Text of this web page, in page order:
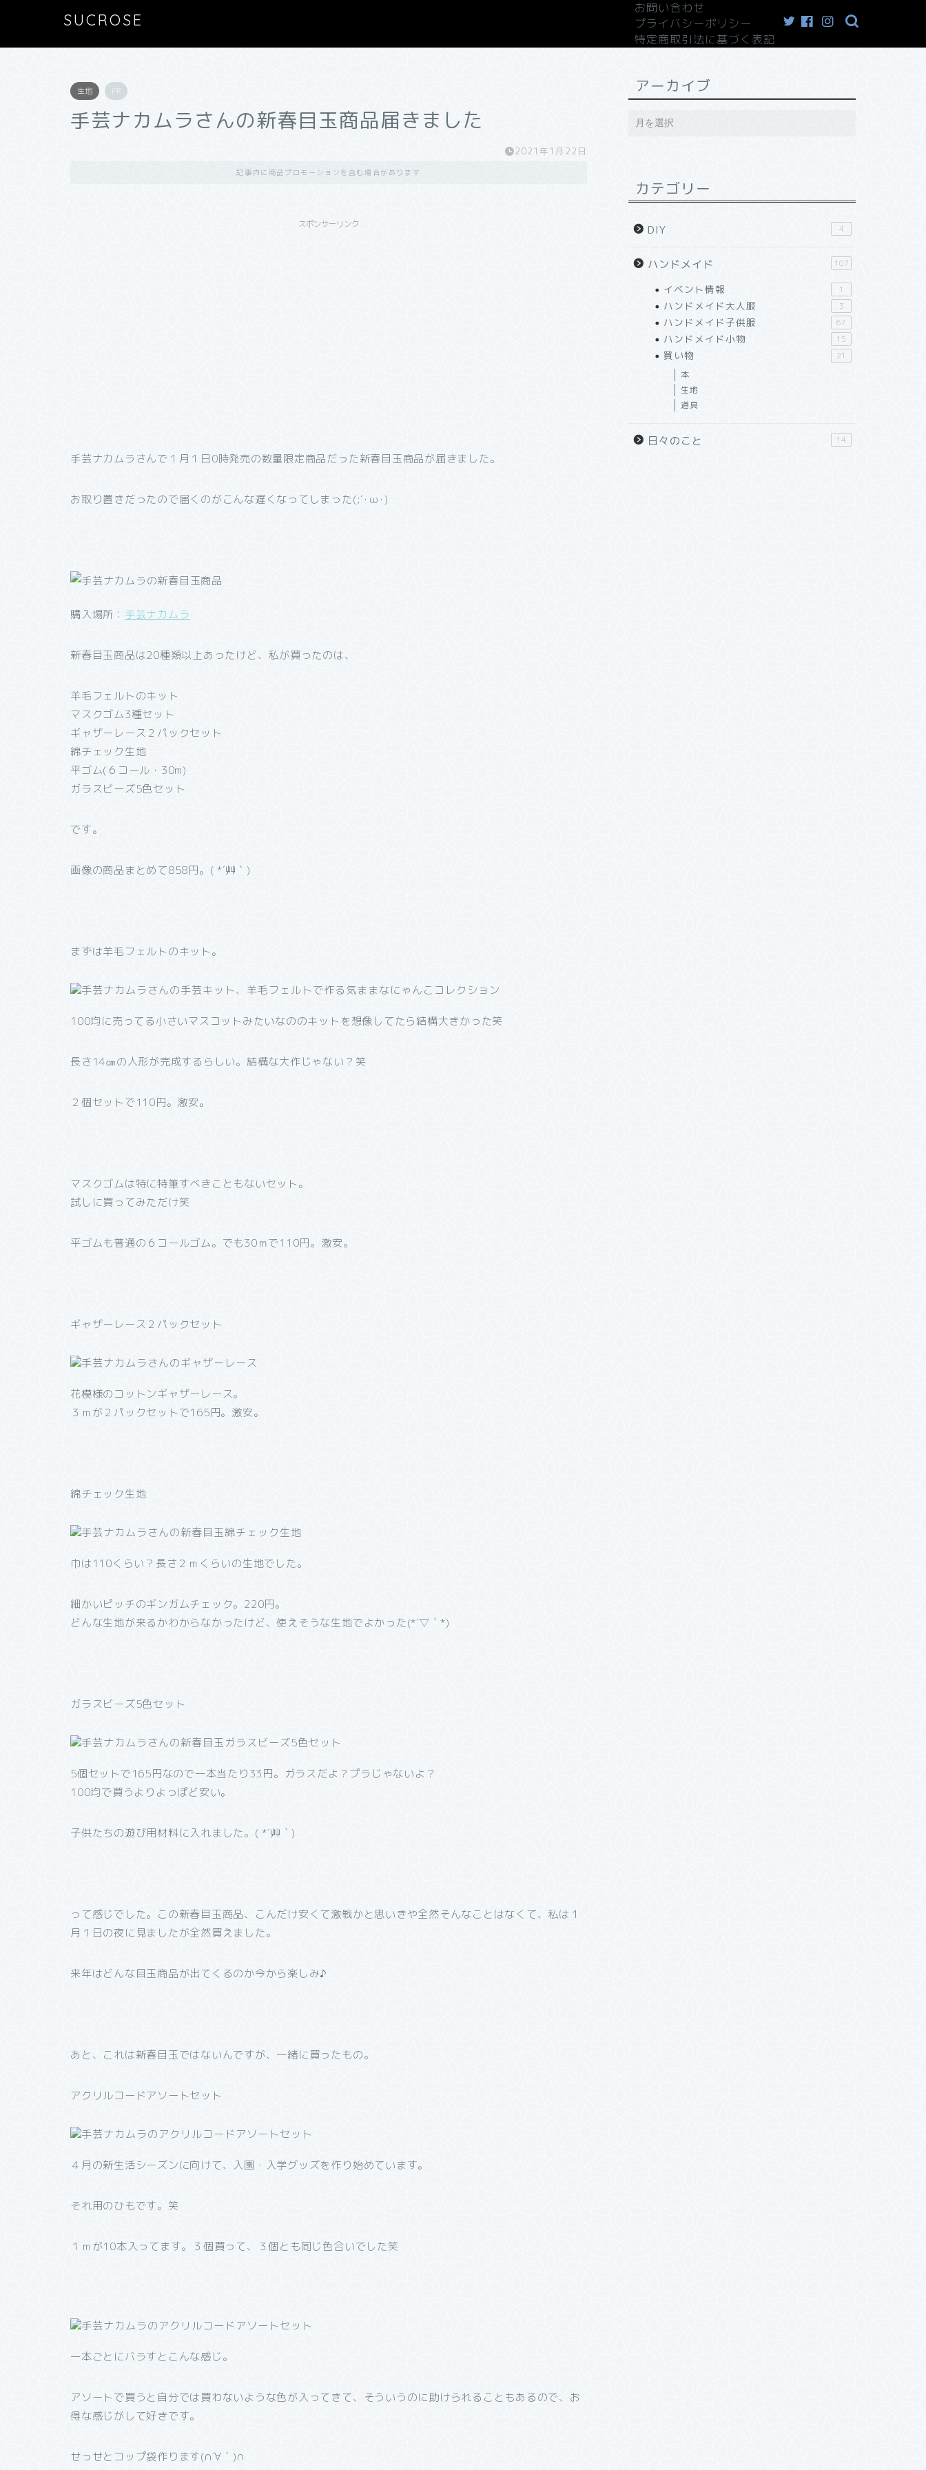
SUCROSE
お問い合わせ
プライバシーポリシー
特定商取引法に基づく表記
生地 PR
手芸ナカムラさんの新春目玉商品届きました
2021年1月22日
記事内に商品プロモーションを含む場合があります
スポンサーリンク
手芸ナカムラさんで１月１日0時発売の数量限定商品だった新春目玉商品が届きました。
お取り置きだったので届くのがこんな遅くなってしまった(;´･ω･)
購入場所： 手芸ナカムラ
新春目玉商品は20種類以上あったけど、私が買ったのは、
羊毛フェルトのキット
マスクゴム3種セット
ギャザーレース２パックセット
綿チェック生地
平ゴム(６コール・30m)
ガラスビーズ5色セット
です。
画像の商品まとめて858円。( *´艸｀)
まずは羊毛フェルトのキット。
100均に売ってる小さいマスコットみたいなののキットを想像してたら結構大きかった笑
長さ14㎝の人形が完成するらしい。結構な大作じゃない？笑
２個セットで110円。激安。
マスクゴムは特に特筆すべきこともないセット。
試しに買ってみただけ笑
平ゴムも普通の６コールゴム。でも30ｍで110円。激安。
ギャザーレース２パックセット
花模様のコットンギャザーレース。
３ｍが２パックセットで165円。激安。
綿チェック生地
巾は110くらい？長さ２ｍくらいの生地でした。
細かいピッチのギンガムチェック。220円。
どんな生地が来るかわからなかったけど、使えそうな生地でよかった(*´▽｀*)
ガラスビーズ5色セット
5個セットで165円なので一本当たり33円。ガラスだよ？プラじゃないよ？
100均で買うよりよっぽど安い。
子供たちの遊び用材料に入れました。( *´艸｀)
って感じでした。この新春目玉商品、こんだけ安くて激戦かと思いきや全然そんなことはなくて、私は１
月１日の夜に見ましたが全然買えました。
来年はどんな目玉商品が出てくるのか今から楽しみ♪
あと、これは新春目玉ではないんですが、一緒に買ったもの。
アクリルコードアソートセット
４月の新生活シーズンに向けて、入園・入学グッズを作り始めています。
それ用のひもです。笑
１ｍが10本入ってます。３個買って、３個とも同じ色合いでした笑
一本ごとにバラすとこんな感じ。
アソートで買うと自分では買わないような色が入ってきて、そういうのに助けられることもあるので、お
得な感じがして好きです。
せっせとコップ袋作ります(∩´∀｀)∩
アーカイブ
カテゴリー
DIY 4
ハンドメイド 107
イベント情報 1
ハンドメイド大人服 3
ハンドメイド子供服 67
ハンドメイド小物 15
買い物 21
本
生地
道具
日々のこと 14